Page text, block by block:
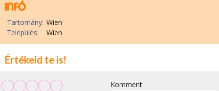
Tartomány: Wien
Település:
Wien
Értékeld te is!
Komment